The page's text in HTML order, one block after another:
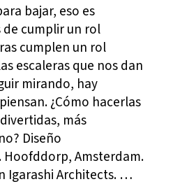
bajar, eso es
cumplir un rol
cumplen un rol
escaleras que nos dan
mirando, hay
¿Cómo hacerlas
más
Diseño
Amsterdam.
Igarashi Architects. …